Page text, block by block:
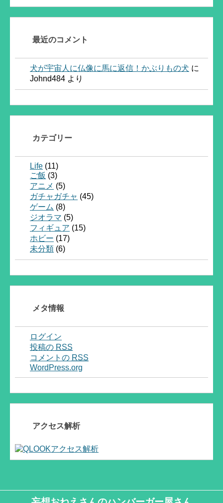
最近のコメント
犬が宇宙人に仏像に馬に返信！かぶりもの犬 に
Johnd484 より
カテゴリー
Life (11)
ご飯 (3)
アニメ (5)
ガチャガチャ (45)
ゲーム (8)
ジオラマ (5)
フィギュア (15)
ホビー (17)
未分類 (6)
メタ情報
ログイン
投稿の RSS
コメントの RSS
WordPress.org
アクセス解析